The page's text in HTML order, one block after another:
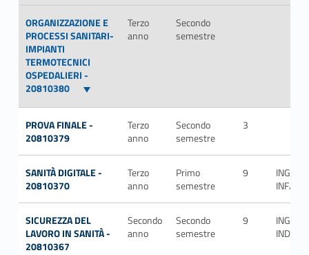
ORGANIZZAZIONE E
PROCESSI SANITARI-
IMPIANTI
TERMOTECNICI
OSPEDALIERI -
20810380
Terzo
anno
Secondo
semestre
PROVA FINALE -
20810379
Terzo
anno
Secondo
semestre
3
SANITÀ DIGITALE -
20810370
Terzo
anno
Primo
semestre
9
ING-
INF/06
SICUREZZA DEL
LAVORO IN SANITÀ -
20810367
Secondo
anno
Secondo
semestre
9
ING-
IND/28